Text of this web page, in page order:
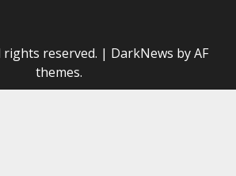
reserved. | DarkNews by AF
themes.